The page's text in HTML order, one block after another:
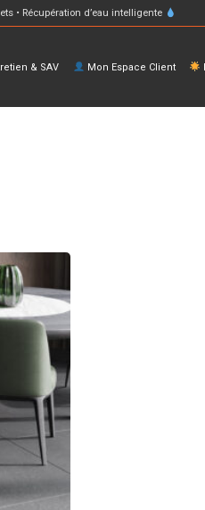
• Récupération d’eau intelligente
& SAV Mon Espace Client